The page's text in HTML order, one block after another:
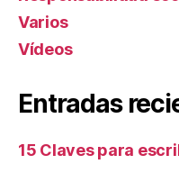
Varios
Ví­deos
Entradas
15 Claves para